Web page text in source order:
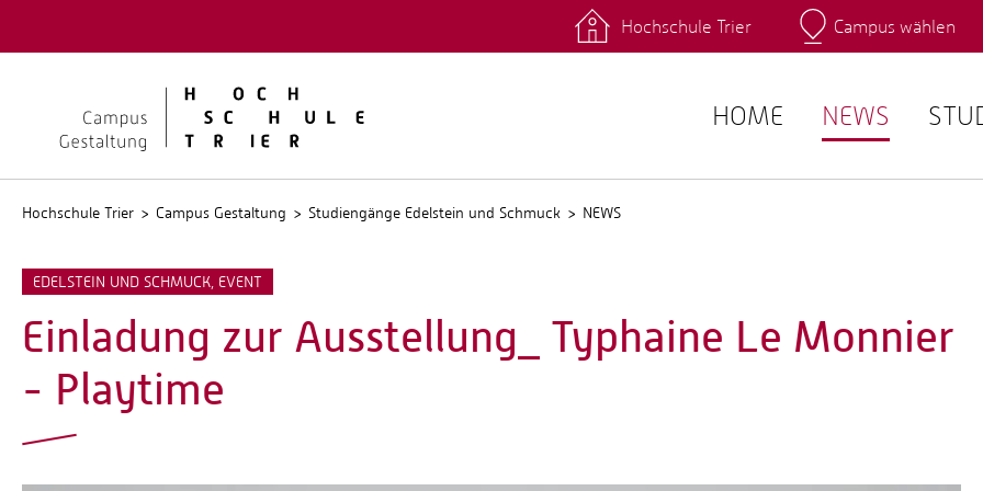
Kontakt Fachrichtungen Intranet
Hochschule Trier Campus wählen
HOME NEWS
Hochschule Trier Campus Gestaltung Studiengänge Edelstein und Schmuck NEWS
EDELSTEIN UND SCHMUCK, EVENT
Einladung zur Ausstellung_ Typhaine Le Monnier
- Playtime